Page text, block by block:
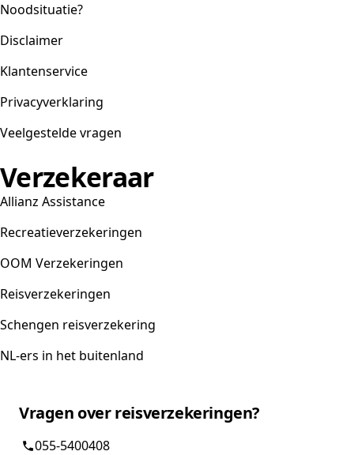
Noodsituatie?
Disclaimer
Klantenservice
Privacyverklaring
Veelgestelde vragen
Verzekeraar
Allianz Assistance
Recreatieverzekeringen
OOM Verzekeringen
Reisverzekeringen
Schengen reisverzekering
NL-ers in het buitenland
Vragen over reisverzekeringen?
055-5400408